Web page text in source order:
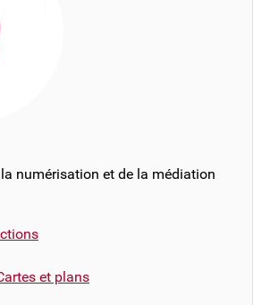
numérisation et de la médiation
et plans